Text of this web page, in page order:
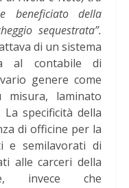
beneficiato della
sequestrata”.
di un sistema
al contabile di
genere come
laminato
specificità della
di officine per la
e semilavorati di
alle carceri della
invece che